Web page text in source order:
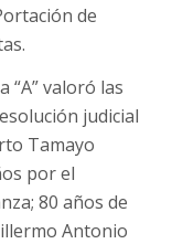
de
“A” valoró las
judicial
Tamayo
por el
80 años de
Antonio